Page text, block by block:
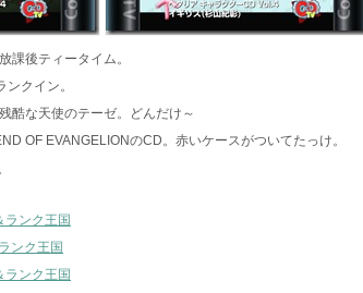
課後ティータイム。
クイン。
酷な天使のテーゼ。どんだけ～
OF EVANGELIONのCD。赤いケースがついてたっけ。
ンク王国
ンク王国
ンク王国